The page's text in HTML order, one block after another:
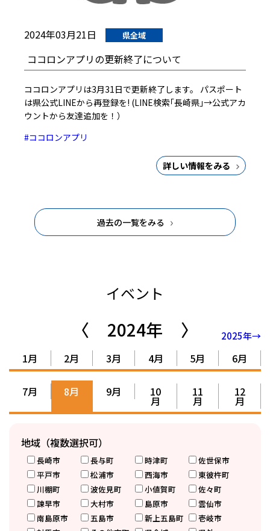
2024年03月21日 県全域
ココロンアプリの更新終了について
ココロンアプリは3月31日で更新終了します。 パスポート
は県公式LINEから再登録を! (LINE検索｢長崎県｣→公式アカ
ウントから友達追加を！）
#ココロンアプリ
詳しい情報をみる
過去の一覧をみる
イベント
〈 2024年 〉 2025年→
1月 2月 3月 4月 5月 6月
7月 8月 9月 10
月
11
月
12
月
地域（複数選択可）
長崎市 長与町 時津町
佐世保市
平戸市
松浦市 西海市
東彼杵町
川棚町
波佐見町 小値賀町
佐々町
諫早市
大村市 島原市
雲仙市
南島原市
五島市 新上五島町
壱岐市